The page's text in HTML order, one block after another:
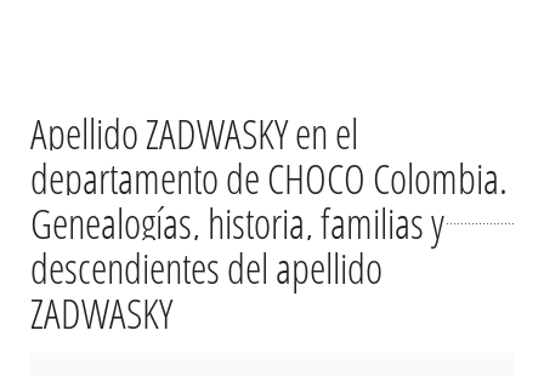
Apellido ZADWASKY en el
departamento de CHOCO Colombia.
Genealogías, historia, familias y
descendientes del apellido
ZADWASKY